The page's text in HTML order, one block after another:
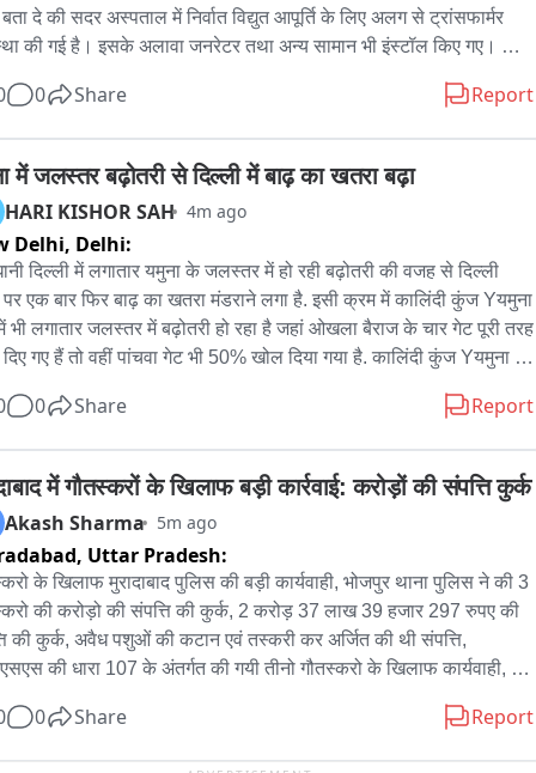
दे की सदर अस्पताल में निर्वात विद्युत आपूर्ति के लिए अलग से ट्रांसफार्मर
की गई है। इसके अलावा जनरेटर तथा अन्य सामान भी इंस्टॉल किए गए।
मोबाइल के टोर्च की रोशनी में किस प्रकार मरीजों का इलाज हो रहा है। यह
बिजली चली जाने से काफी परेशानी हुई थी। उन्हें दिक्कत हुई। साथ ही जब
इलाज कर रहे थे, उसे समय कई मरीजों को मोबाइल के टोर्च की रोशनी में इलाज
पड़ा। इस संबंध में अस्पताल प्रबंधन कुछ भी कहने से बच रहे हैं।
0 Share Report
में जलस्तर बढ़ोतरी से दिल्ली में बाढ़ का खतरा बढ़ा
HARI KISHOR SAH 4m ago
Delhi, Delhi:
दिल्ली में लगातार यमुना के जलस्तर में हो रही बढ़ोतरी की वजह से दिल्ली
पर एक बार फिर बाढ़ का खतरा मंडराने लगा है. इसी क्रम में कालिंदी कुंज Yयमुना
भी लगातार जलस्तर में बढ़ोतरी हो रहा है जहां ओखला बैराज के चार गेट पूरी तरह
गए हैं तो वहीं पांचवा गेट भी 50% खोल दिया गया है. कालिंदी कुंज Yयमुना
हो रही बारिश की वजह से अब नदियों में उफान देखा जा रहा है. इसी क्रम में
विकराल स्वरूप में बहती हुई दिखाई दी. तो वहीं ओखला बैराज के चार गेट पूर्ण रूप
दिए गए हैं और पांचवा गेट का आधा हिस्सा भी खोला गया है ताकि यमुना के
से पानी को आगे बहाया जा सके. वही हम आपको बता दें हथिनीकुंड बैराज से भी
कर पानी छोड़ा जा रहा है जिसके वजह से यमुना के जलस्तर में भी बढ़ोतरी हो
0 Share Report
में गौतस्करों के खिलाफ बड़ी कार्रवाई: करोड़ों की संपत्ति कुर्क
Akash Sharma 5m ago
Uttar Pradesh:
के खिलाफ मुरादाबाद पुलिस की बड़ी कार्यवाही, भोजपुर थाना पुलिस ने की 3
की करोड़ो की संपत्ति की कुर्क, 2 करोड़ 37 लाख 39 हजार 297 रुपए की
की कुर्क, अवैध पशुओं की कटान एवं तस्करी कर अर्जित की थी संपत्ति,
की धारा 107 के अंतर्गत की गयी तीनो गौतस्करो के खिलाफ कार्यवाही,
मे आगे की कार्यवाही मे जुटी, मुरादाबाद के भोजपुर थाना क्षेत्र का पूरा मामला.
0 Share Report